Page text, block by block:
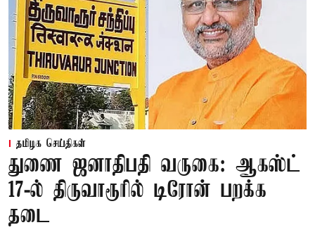
தமிழக செய்திகள்
துணை ஜனாதிபதி வருகை: ஆகஸ்ட்
17-ல் திருவாரூரில் டிரோன் பறக்க
தடை